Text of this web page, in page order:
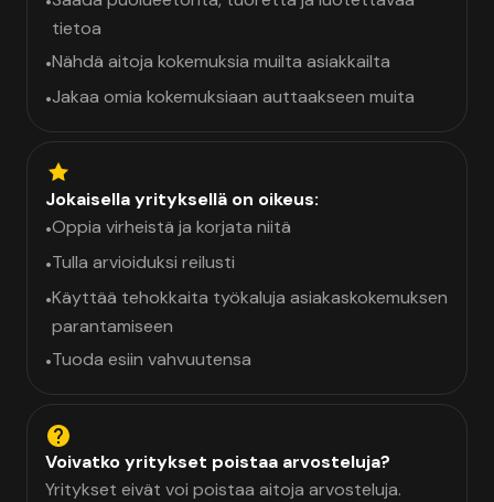
tietoa
•Nähdä aitoja kokemuksia muilta asiakkailta
•Jakaa omia kokemuksiaan auttaakseen muita
Jokaisella yrityksellä on oikeus:
•Oppia virheistä ja korjata niitä
•Tulla arvioiduksi reilusti
•Käyttää tehokkaita työkaluja asiakaskokemuksen
parantamiseen
•Tuoda esiin vahvuutensa
Voivatko yritykset poistaa arvosteluja?
Yritykset eivät voi poistaa aitoja arvosteluja.